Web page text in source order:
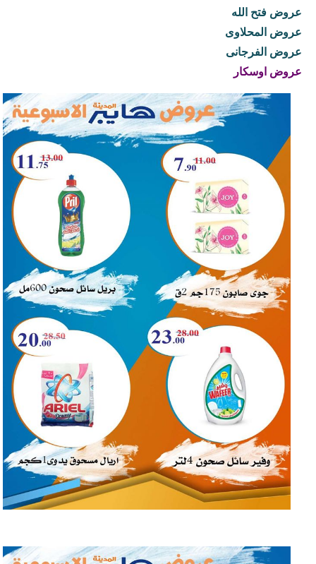
عروض فتح الله
عروض المحلاوى
عروض الفرجانى
عروض اوسكار